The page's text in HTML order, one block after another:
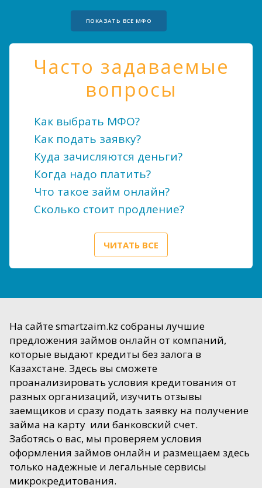
ПОКАЗАТЬ ВСЕ МФО
Часто задаваемые
вопросы
Как выбрать МФО?
Как подать заявку?
Куда зачисляются деньги?
Когда надо платить?
Что такое займ онлайн?
Сколько стоит продление?
ЧИТАТЬ ВСЕ
На сайте smartzaim.kz собраны лучшие
предложения займов онлайн от компаний,
которые выдают кредиты без залога в
Казахстане. Здесь вы сможете
проанализировать условия кредитования от
разных организаций, изучить отзывы
заемщиков и сразу подать заявку на получение
займа на карту или банковский счет.
Заботясь о вас, мы проверяем условия
оформления займов онлайн и размещаем здесь
только надежные и легальные сервисы
микрокредитования.